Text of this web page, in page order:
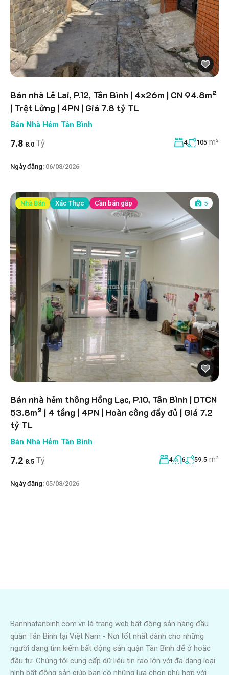
Bán nhà Lê Lai, P.12, Tân Bình | 4×26m | CN 94.8m²
| Trệt Lửng | 4PN | Giá 7.8 tỷ TL
Bán Nhà Hẻm Tân Bình
7.8 8.0 Tỷ 4 105 m²
Ngày đăng: 06/08/2026
Nhà Bán Xác Thực Cần bán gấp 5
Bán nhà hẻm thông Hồng Lạc, P.10, Tân Bình | DTCN
53.8m² | 4 tầng | 4PN | Hoàn công đầy đủ | Giá 7.2
tỷ TL
Bán Nhà Hẻm Tân Bình
7.2 8.5 Tỷ 4 6 59.5 m²
Ngày đăng: 05/08/2026
Bannhatanbinh.com.vn là trang web bất động sản hàng đầu
quận Tân Bình tại Việt Nam - Nơi tốt nhất dành cho những
người đang tìm kiếm bất động sản quận Tân Bình để ở hoặc
đầu tư. Chúng tôi cung cấp dữ liệu tin rao lớn với đa dạng loại
hình bất động sản giúp bạn có những lựa chọn phù hợp với